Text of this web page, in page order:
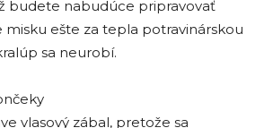
budete nabudúce pripravovať
ešte za tepla potravinárskou
sa neurobí.
vlasový zábal, pretože sa